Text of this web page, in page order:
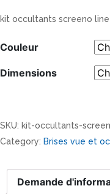
kit occultants screeno
Couleur
Dimensions
SKU: kit-occultants-
Category: Brises vue et
Demande